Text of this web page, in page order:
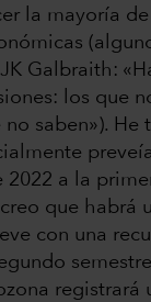
la mayoría
Galbraith:
los que
saben»). He
2022 a la
que habrá
con una
registrará